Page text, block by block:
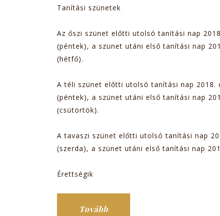
Tanítási szünetek
Az őszi szünet előtti utolsó tanítási nap
(péntek), a szünet utáni első tanítási nap
(hétfő).
A téli szünet előtti utolsó tanítási nap 2018.
(péntek), a szünet utáni első tanítási nap
(csütörtök).
A tavaszi szünet előtti utolsó tanítási nap
(szerda), a szünet utáni első tanítási nap
Érettségik
Tovább